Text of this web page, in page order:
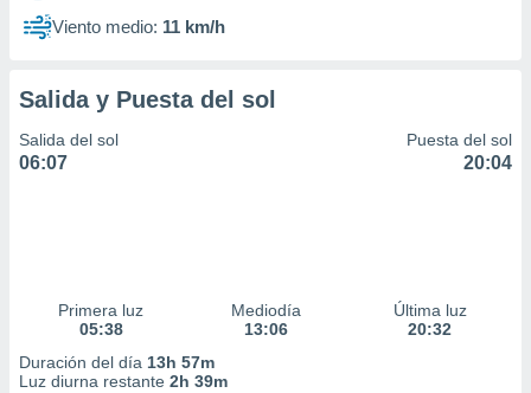
Viento medio: 11 km/h
Salida y Puesta del sol
Salida del sol
06:07
Puesta del sol
20:04
Primera luz
05:38
Mediodía
13:06
Última luz
20:32
Duración del día 13h 57m
Luz diurna restante 2h 39m